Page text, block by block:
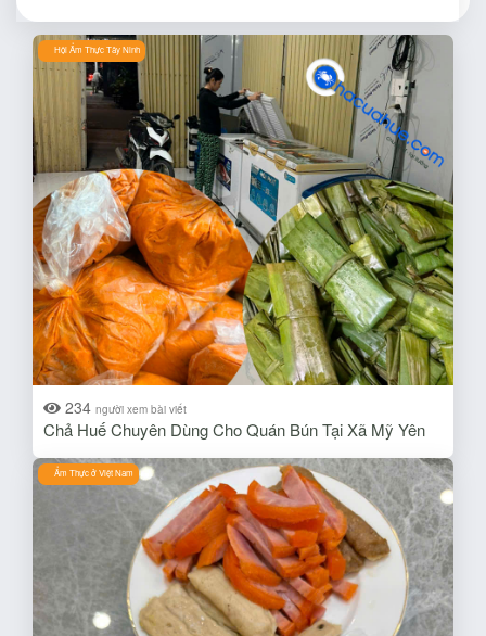
Hội Ẩm Thực Tây Ninh
234 người xem bài viết
Chả Huế Chuyên Dùng Cho Quán Bún Tại Xã Mỹ Yên
Ẩm Thực ở Việt Nam